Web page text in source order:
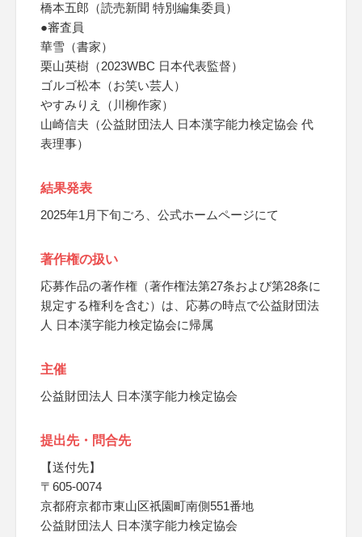
橋本五郎（読売新聞 特別編集委員）
●審査員
華雪（書家）
栗山英樹（2023WBC 日本代表監督）
ゴルゴ松本（お笑い芸人）
やすみりえ（川柳作家）
山崎信夫（公益財団法人 日本漢字能力検定協会 代
表理事）
結果発表
2025年1月下旬ごろ、公式ホームページにて
著作権の扱い
応募作品の著作権（著作権法第27条および第28条に
規定する権利を含む）は、応募の時点で公益財団法
人 日本漢字能力検定協会に帰属
主催
公益財団法人 日本漢字能力検定協会
提出先・問合先
【送付先】
〒605-0074
京都府京都市東山区祇園町南側551番地
公益財団法人 日本漢字能力検定協会